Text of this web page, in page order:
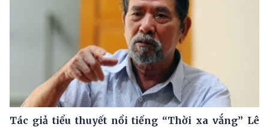
Tác giả tiểu thuyết nổi tiếng “Thời xa vắng” Lê